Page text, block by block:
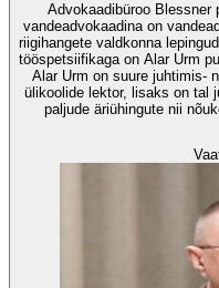
Advokaadibüroo Blessner
vandeadvokaadina on
riigihangete valdkonna
tööspetsiifikaga on Alar Urm
Alar Urm on suure juhtimis-
ülikoolide lektor, lisaks on tal
paljude äriühingute nii